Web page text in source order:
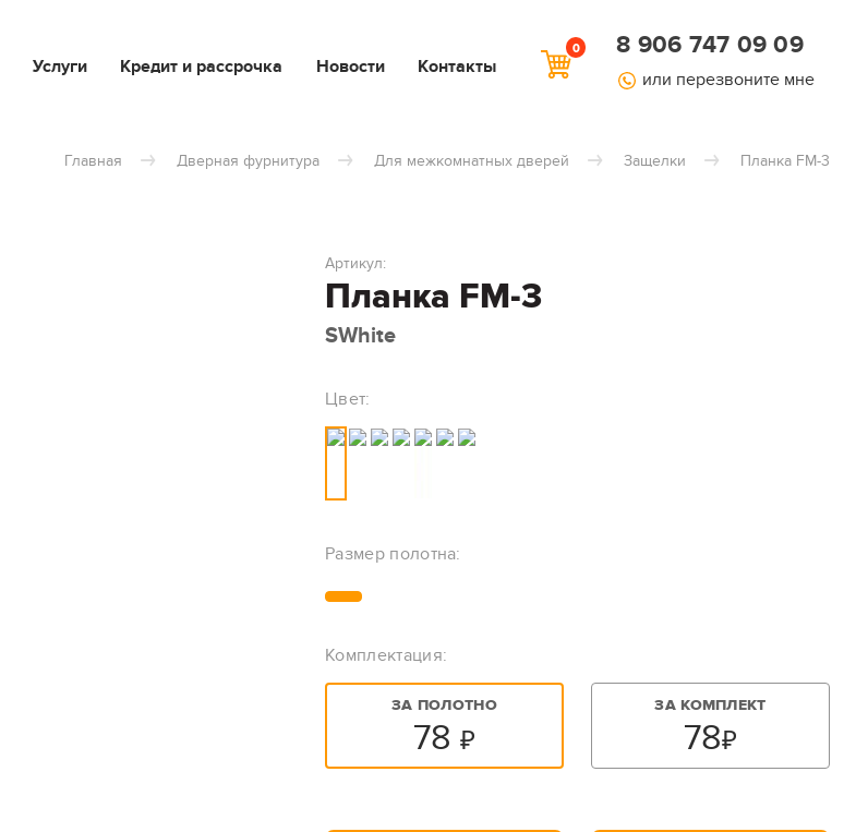
Услуги Кредит и рассрочка Новости Контакты
0 8 906 747 09 09
или перезвоните мне
Главная Дверная фурнитура Для межкомнатных дверей Защелки Планка FM-3
Планка FM-3
Артикул:
SWhite
Цвет:
Размер полотна:
Комплектация:
ЗА ПОЛОТНО
78 ₽
ЗА КОМПЛЕКТ
78₽